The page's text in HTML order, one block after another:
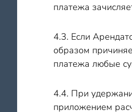
платежа
4.3. Если
образом
платежа любые
4.4. При
приложением